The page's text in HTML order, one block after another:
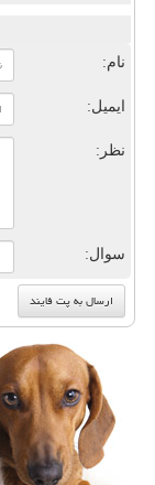
نام:
ایمیل:
نظر:
سوال: